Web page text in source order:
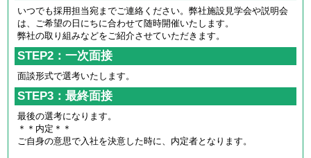
いつでも採用担当宛までご連絡ください。弊社施設見学会や説明会
は、ご希望の日にちに合わせて随時開催いたします。
弊社の取り組みなどをご紹介させていただきます。
STEP2：一次面接
面談形式で選考いたします。
STEP3：最終面接
最後の選考になります。
＊＊内定＊＊
ご自身の意思で入社を決意した時に、内定者となります。